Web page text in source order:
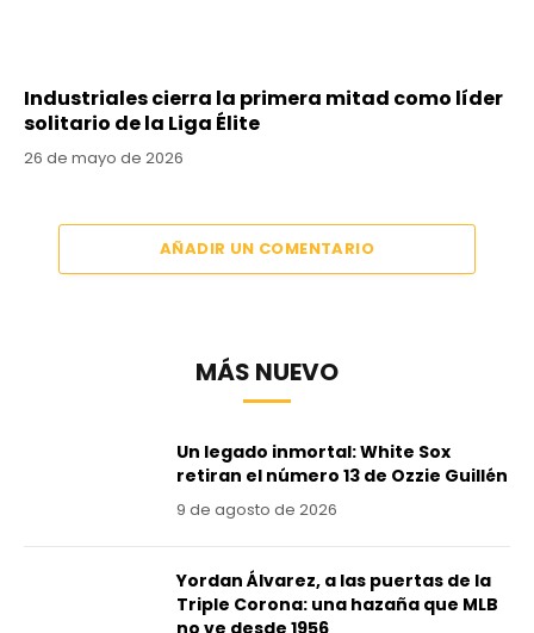
Industriales cierra la primera mitad como líder
solitario de la Liga Élite
26 de mayo de 2026
AÑADIR UN COMENTARIO
MÁS NUEVO
Un legado inmortal: White Sox
retiran el número 13 de Ozzie Guillén
9 de agosto de 2026
Yordan Álvarez, a las puertas de la
Triple Corona: una hazaña que MLB
no ve desde 1956